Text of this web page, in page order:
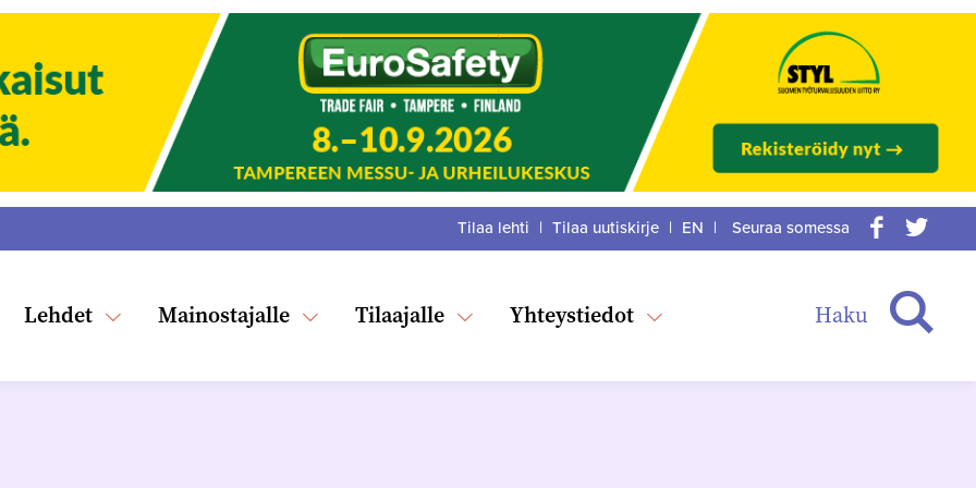
Lehdet Mainostajalle Tilaajalle Yhteystiedot Haku
Tilaa lehti | Tilaa uutiskirje | EN |
Seuraa somessa
:Facebook
Twitter